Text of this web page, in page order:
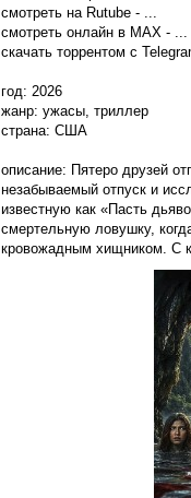
смотреть на Rutube - ...
смотреть онлайн в MAX - ...
скачать торрентом с
год: 2026
жанр: ужасы, триллер
страна: США
описание: Пятеро друзей
незабываемый отпуск и
известную как «Пасть
смертельную ловушку,
кровожадным хищником. С